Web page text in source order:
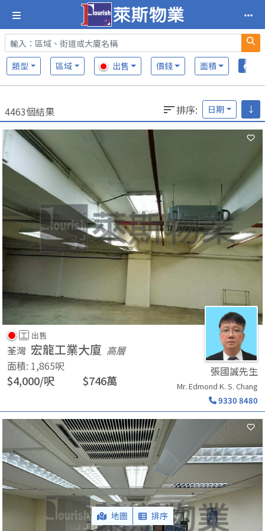
類型 區域 出售 價錢 面積
4463個結果 排序: 日期 ↓
工 出售
荃灣 宏龍工業大廈 高層
面積: 1,865呎
$4,000/呎 $746萬
張國誠先生
Mr. Edmond K. S. Chang
9330 8480
地圖 排序